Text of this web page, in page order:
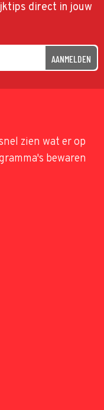
direct in jouw
AANMELDEN
zien wat er op
bewaren